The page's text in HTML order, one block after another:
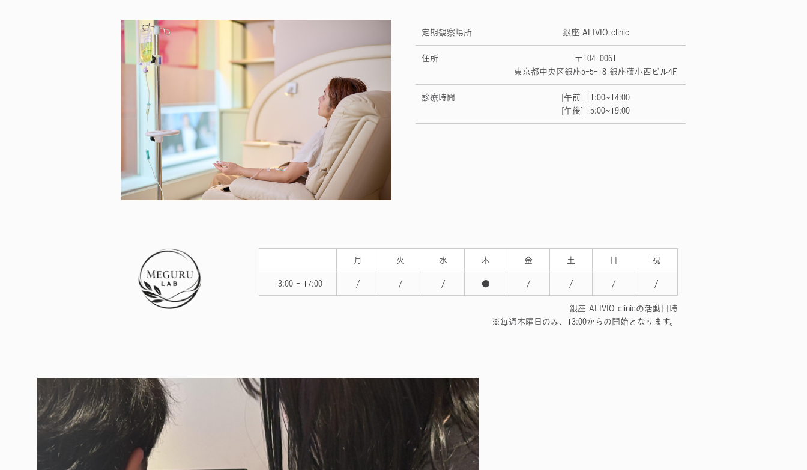
定期観察場所 銀座 ALIVIO clinic
住所
〒104-0061
東京都中央区銀座5-5-18 銀座藤小西ビル4F
診療時間
[午前] 11:00~14:00
[午後] 15:00~19:00
月 火 水 木 金 土 日 祝
13:00 - 17:00 / / / ● / / / /
銀座 ALIVIO clinicの活動日時
※毎週木曜日のみ、13:00からの開始となります。